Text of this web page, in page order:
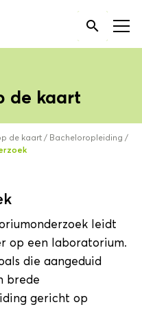
Zoek
naar:

de kaart
de kaart / Bacheloropleiding /
leidt
op een laboratorium.
die aangeduid
brede
gericht op